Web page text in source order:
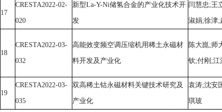
17
CRESTA2022-02-
020
新型La-Y-Ni储氢合金的产业化技术开
发
闫慧忠;王
淑娟;徐津;
18
CRESTA2022-03-
032
高能效变频空调压缩机用稀土永磁材
料开发及产业化
陈大崑;师
钦;付刚;江
19
CRESTA2022-03-
035
双高稀土钴永磁材料关键技术研究及
产业化
袁涛;沈安
琪玻